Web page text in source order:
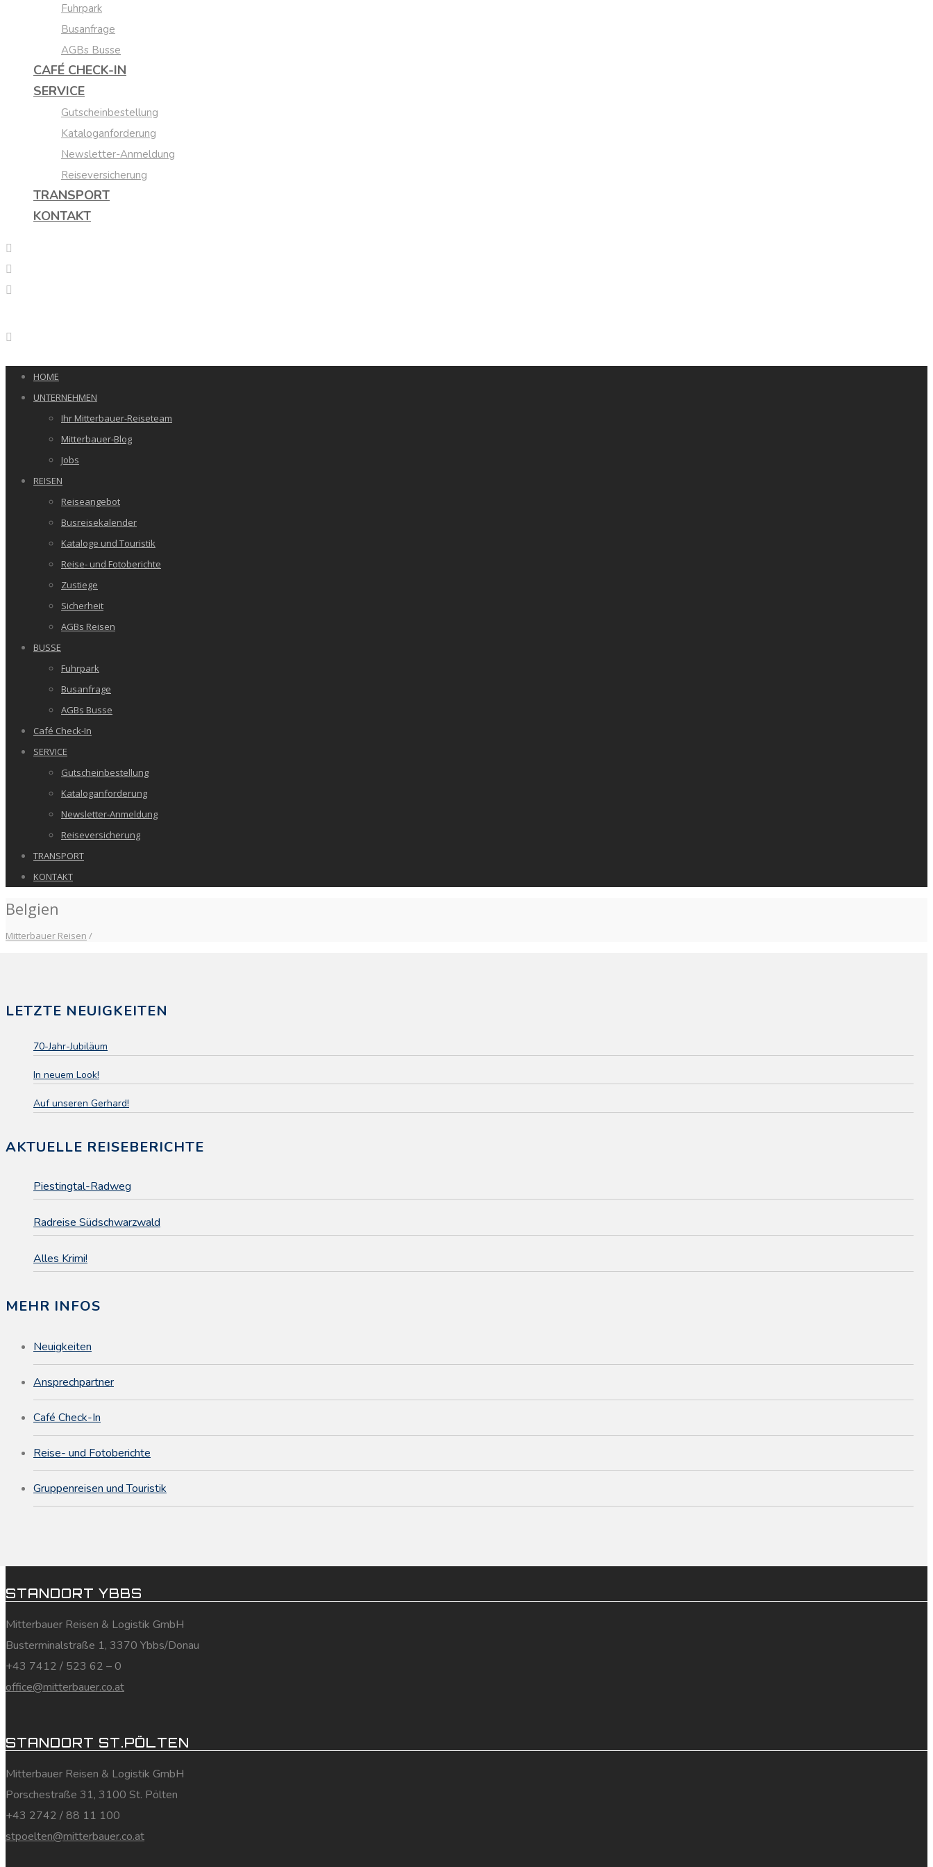
Fuhrpark
Busanfrage
AGBs Busse
CAFÉ CHECK-IN
SERVICE
Gutscheinbestellung
Kataloganforderung
Newsletter-Anmeldung
Reiseversicherung
TRANSPORT
KONTAKT
HOME
UNTERNEHMEN
Ihr Mitterbauer-Reiseteam
Mitterbauer-Blog
Jobs
REISEN
Reiseangebot
Busreisekalender
Kataloge und Touristik
Reise- und Fotoberichte
Zustiege
Sicherheit
AGBs Reisen
BUSSE
Fuhrpark
Busanfrage
AGBs Busse
Café Check-In
SERVICE
Gutscheinbestellung
Kataloganforderung
Newsletter-Anmeldung
Reiseversicherung
TRANSPORT
KONTAKT
Belgien
Mitterbauer Reisen /
LETZTE NEUIGKEITEN
70-Jahr-Jubiläum
In neuem Look!
Auf unseren Gerhard!
AKTUELLE REISEBERICHTE
Piestingtal-Radweg
Radreise Südschwarzwald
Alles Krimi!
MEHR INFOS
Neuigkeiten
Ansprechpartner
Café Check-In
Reise- und Fotoberichte
Gruppenreisen und Touristik
STANDORT YBBS
Mitterbauer Reisen & Logistik GmbH
Busterminalstraße 1, 3370 Ybbs/Donau
+43 7412 / 523 62 – 0
office@mitterbauer.co.at
STANDORT ST.PÖLTEN
Mitterbauer Reisen & Logistik GmbH
Porschestraße 31, 3100 St. Pölten
+43 2742 / 88 11 100
stpoelten@mitterbauer.co.at